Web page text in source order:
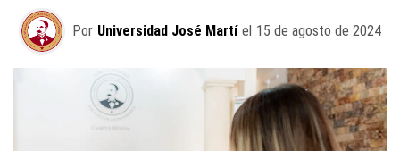
Por Universidad José Martí el 15 de agosto de 2024